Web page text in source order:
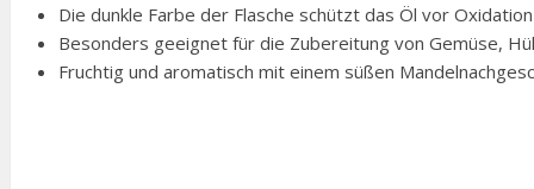
Die dunkle Farbe der Flasche schützt das Öl vor
Besonders geeignet für die Zubereitung von Gemüse,
Fruchtig und aromatisch mit einem süßen